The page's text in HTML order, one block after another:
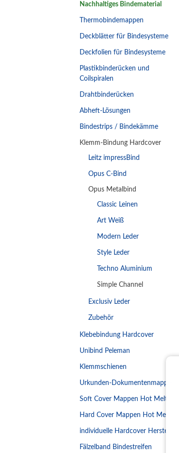
Nachhaltiges Bindematerial
Thermobindemappen
Deckblätter für Bindesysteme
Deckfolien für Bindesysteme
Plastikbinderücken und
Coilspiralen
Drahtbinderücken
Abheft-Lösungen
Bindestrips / Bindekämme
Klemm-Bindung Hardcover
Leitz impressBind
Opus C-Bind
Opus Metalbind
Classic Leinen
Art Weiß
Modern Leder
Style Leder
Techno Aluminium
Simple Channel
Exclusiv Leder
Zubehör
Klebebindung Hardcover
Unibind Peleman
Klemmschienen
Urkunden-Dokumentenmappen
Soft Cover Mappen Hot Melt
Hard Cover Mappen Hot Melt
individuelle Hardcover Herstellung
Fälzelband Bindestreifen